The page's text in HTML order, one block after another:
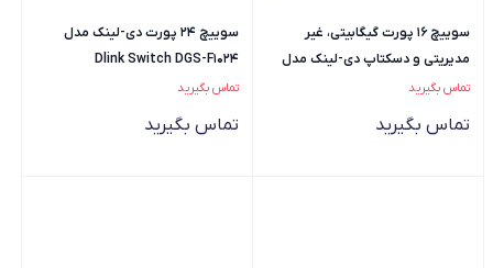
سوییچ 16 پورت گیگابیتی، غیر
مدیریتی و دسکتاپ دی-لینک مدل
DGS-1016D
تماس بگیرید
تماس بگیرید
سوییچ 24 پورت دی-لینک مدل
Dlink Switch DGS-F1024
تماس بگیرید
تماس بگیرید